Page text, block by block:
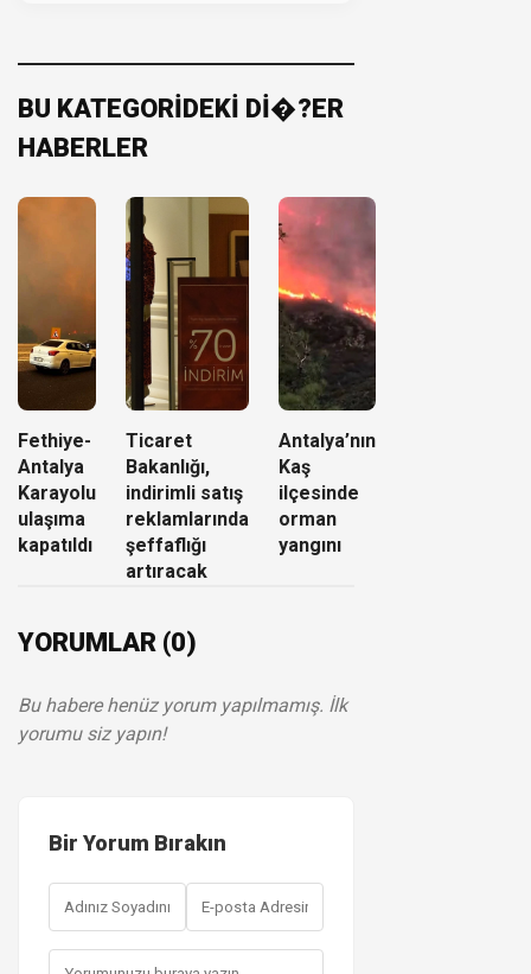
BU KATEGORİDEKİ Dİ�?ER
HABERLER
Fethiye-
Antalya
Karayolu
ulaşıma
kapatıldı
Ticaret
Bakanlığı,
indirimli satış
reklamlarında
şeffaflığı
artıracak
Antalya’nın
Kaş
ilçesinde
orman
yangını
YORUMLAR (0)
Bu habere henüz yorum yapılmamış. İlk
yorumu siz yapın!
Bir Yorum Bırakın